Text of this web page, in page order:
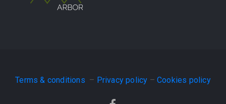
Terms & conditions – Privacy policy –Cookies policy